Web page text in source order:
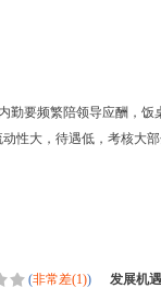
勤要频繁陪领导应酬，
性大，待遇低，考核大
(非常差(1)) 发展机遇